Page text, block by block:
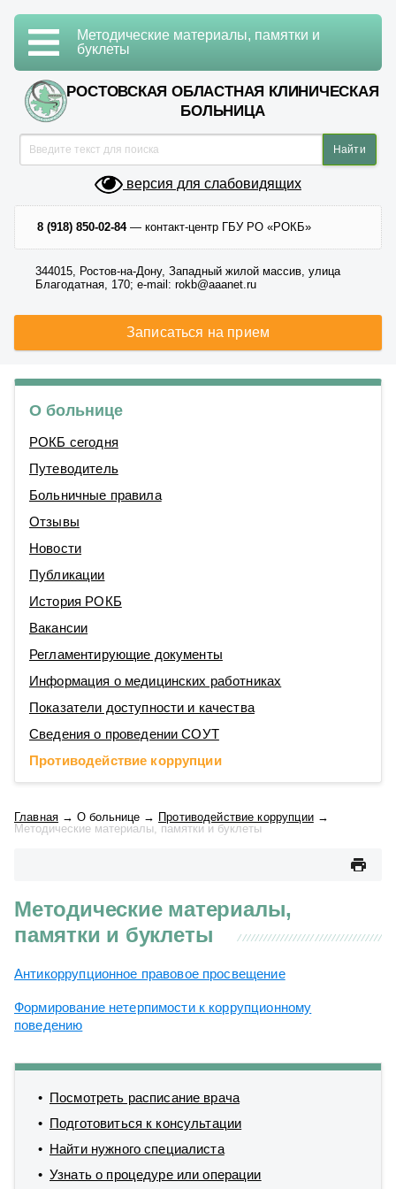
РОСТОВСКАЯ ОБЛАСТНАЯ КЛИНИЧЕСКАЯ
БОЛЬНИЦА
версия для слабовидящих
8 (918) 850-02-84— контакт-центр ГБУ РО «РОКБ»
344015, Ростов-на-Дону, Западный жилой массив, улица
Благодатная, 170; e-mail: rokb@aaanet.ru
Записаться на прием
Методические материалы, памятки и
буклеты
О больнице
РОКБ сегодня
Путеводитель
Больничные правила
Отзывы
Новости
Публикации
История РОКБ
Вакансии
Регламентирующие документы
Информация о медицинских работниках
Показатели доступности и качества
Сведения о проведении СОУТ
Противодействие коррупции
Главная →О больнице → Противодействие коррупции→
Методические материалы, памятки и буклеты
Методические материалы,
памятки и буклеты
Антикоррупционное правовое просвещение
Формирование нетерпимости к коррупционному
поведению
Посмотреть расписание врача
Подготовиться к консультации
Найти нужного специалиста
Узнать о процедуре или операции